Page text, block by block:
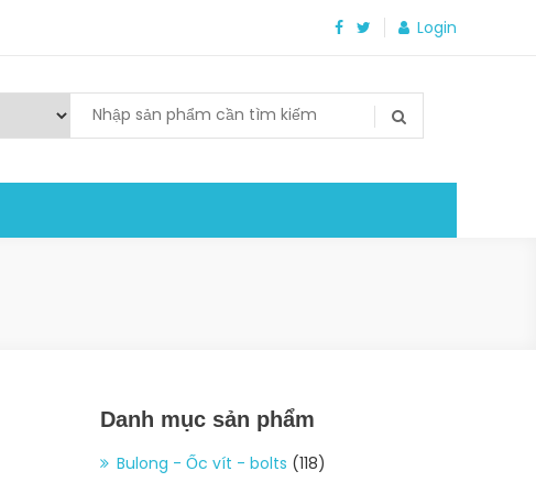
Login
Danh mục sản phẩm
Bulong - Ốc vít - bolts (118)